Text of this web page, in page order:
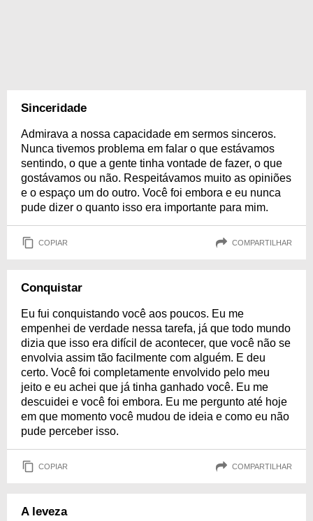
Sinceridade
Admirava a nossa capacidade em sermos sinceros.
Nunca tivemos problema em falar o que estávamos
sentindo, o que a gente tinha vontade de fazer, o que
gostávamos ou não. Respeitávamos muito as opiniões
e o espaço um do outro. Você foi embora e eu nunca
pude dizer o quanto isso era importante para mim.
COPIAR COMPARTILHAR
Conquistar
Eu fui conquistando você aos poucos. Eu me
empenhei de verdade nessa tarefa, já que todo mundo
dizia que isso era difícil de acontecer, que você não se
envolvia assim tão facilmente com alguém. E deu
certo. Você foi completamente envolvido pelo meu
jeito e eu achei que já tinha ganhado você. Eu me
descuidei e você foi embora. Eu me pergunto até hoje
em que momento você mudou de ideia e como eu não
pude perceber isso.
COPIAR COMPARTILHAR
A leveza